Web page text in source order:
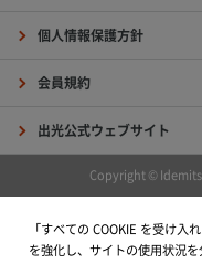
個人情報保護方針
会員規約
出光公式ウェブサイト
Copyright ©
「すべての COOKIE を受け
を強化し、サイトの使用状況